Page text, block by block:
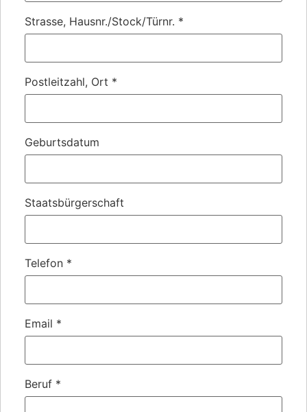
Strasse, Hausnr./Stock/Türnr. *
Postleitzahl, Ort *
Geburtsdatum
Staatsbürgerschaft
Telefon *
Email *
Beruf *